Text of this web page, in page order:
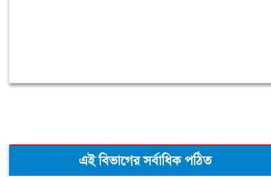
এই বিভাগের সর্বাধিক পঠিত